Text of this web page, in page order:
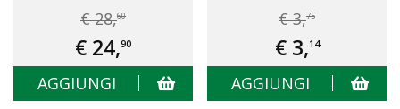
€ 28,60
€ 24,90
AGGIUNGI
€ 3,75
€ 3,14
AGGIUNGI